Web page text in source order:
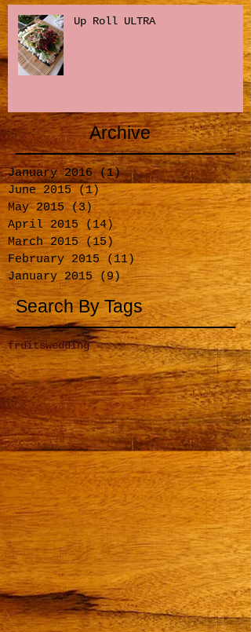
Up Roll ULTRA
Archive
January 2016 (1)1 post
June 2015 (1) 1 post
May 2015 (3) 3 posts
April 2015
(14)14 posts
March 2015
(15)15 posts
February 2015
(11) 11 posts
January 2015
(9)9 posts
Search By Tags
fruitswedding